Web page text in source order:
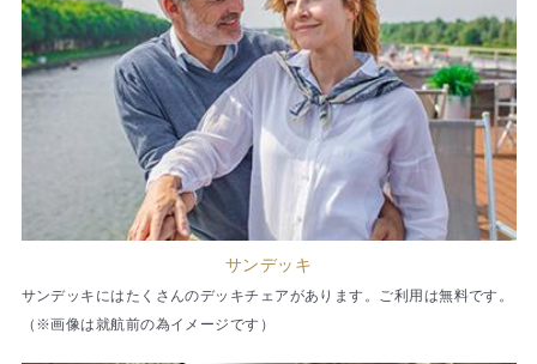
サンデッキ
サンデッキにはたくさんのデッキチェアがあります。ご利用は無料です。
（※画像は就航前の為イメージです）